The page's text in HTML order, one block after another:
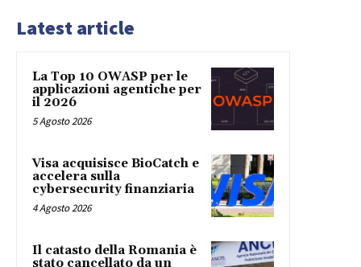
Latest article
La Top 10 OWASP per le
applicazioni agentiche per
il 2026
5 Agosto 2026
Visa acquisisce BioCatch e
accelera sulla
cybersecurity finanziaria
4 Agosto 2026
Il catasto della Romania è
stato cancellato da un